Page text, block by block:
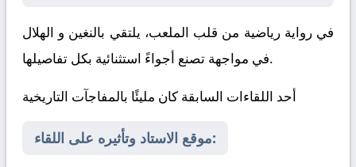
في رواية رياضية من قلب الملعب، يلتقي بالنغين و الهلال
في مواجهة تصنع أجواءً استثنائية بكل تفاصيلها.
أحد اللقاءات السابقة كان مليئًا بالمفاجآت التاريخية
موقع الاستاد وتأثيره على اللقاء: